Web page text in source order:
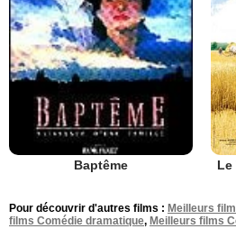
Baptême Le
Pour découvrir d'autres films : Meilleurs
films Comédie dramatique, Meilleurs films